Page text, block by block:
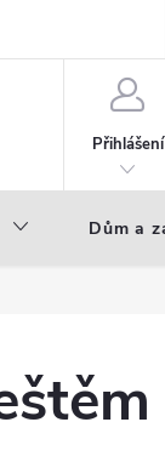
Přihlášení
Dům a